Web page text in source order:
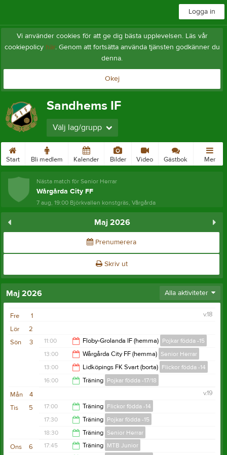
Logga in
Vi använder cookies för att ge dig bästa upplevelsen. Läs vår
cookiepolicy här. Genom att fortsätta använda tjänsten godkänner du
denna.
Okej
Sandhems IF
Välj lag/grupp
Start Bli medlem Kalender Bilder Video Gästbok Mer
Nästa match för Senior Herrar
Wårgårda City FF
7 aug, 19:00 Björkvallen konstgräs, Vårgårda
Maj 2026
Prenumerera
Skriv ut
Maj 2026 Alla aktiviteter
1
Fre
v.18
2
Lör
3
Sön 11:00 Floby-Grolanda IF (hemma) Pojkar födda -15
13:00
13:00 Wårgårda City FF (hemma) Senior Herrar
15:00
13:00 Lidköpings FK Svart (borta) Flickor födda -14
16:00 Träning Pojkar födda -17/18
17:30
4
Mån
v.19
5
Tis 17:00 Träning Flickor födda -14
18:30
17:30 Träning Pojkar födda -15
19:00
18:30 Träning Senior Herrar
6
Ons 17:45 Träning MTB Junior